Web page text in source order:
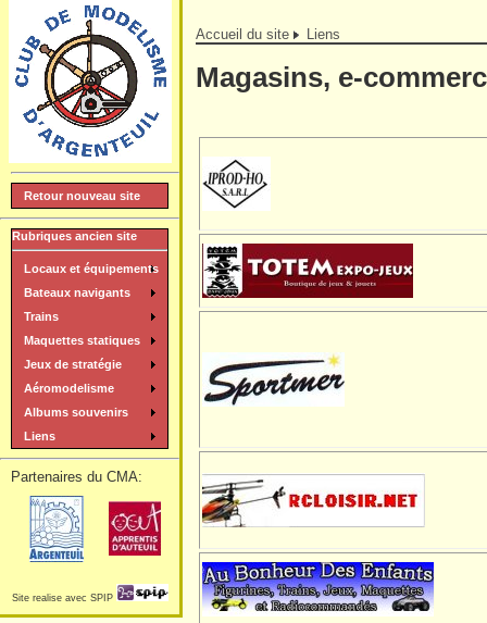
Accueil du site Liens
Magasins, e-
Retour nouveau site
Rubriques ancien site
Locaux et équipements
Bateaux navigants
Trains
Maquettes statiques
Jeux de stratégie
Aéromodelisme
Albums souvenirs
Liens
Partenaires du CMA:
Site realise avec SPIP